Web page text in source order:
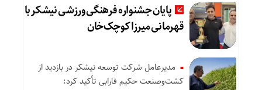
پایان جشنواره فرهنگی‌ورزشی نیشکر با
قهرمانی میرزا کوچک‌خان
مدیرعامل شرکت توسعه نیشکر در بازدید از
کشت‌وصنعت حکیم فارابی تأکید کرد: